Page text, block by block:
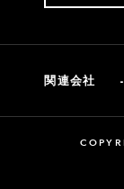
関連会社